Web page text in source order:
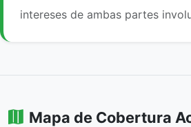
intereses de ambas partes
Mapa de Cobertura